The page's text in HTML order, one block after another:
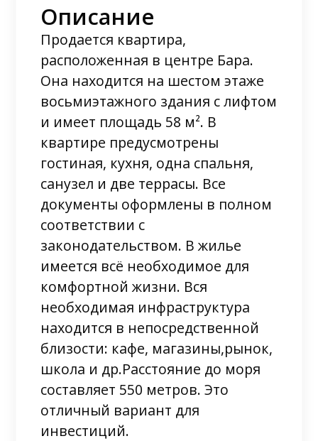
Описание
Продается квартира,
расположенная в центре Бара.
Она находится на шестом этаже
восьмиэтажного здания с лифтом
и имеет площадь 58 м². В
квартире предусмотрены
гостиная, кухня, одна спальня,
санузел и две террасы. Все
документы оформлены в полном
соответствии с
законодательством. В жилье
имеется всё необходимое для
комфортной жизни. Вся
необходимая инфраструктура
находится в непосредственной
близости: кафе, магазины,рынок,
школа и др.Расстояние до моря
составляет 550 метров. Это
отличный вариант для
инвестиций.